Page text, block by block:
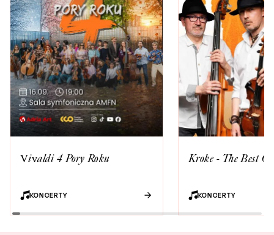
Vivaldi 4 Pory Roku
KONCERTY
Kroke - The Best Of
KONCERTY